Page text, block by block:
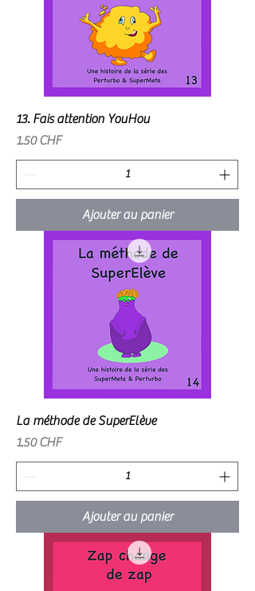
13. Fais attention YouHou
Prix
1.50 CHF
Ajouter au panier
La méthode de SuperElève
Prix
1.50 CHF
Ajouter au panier